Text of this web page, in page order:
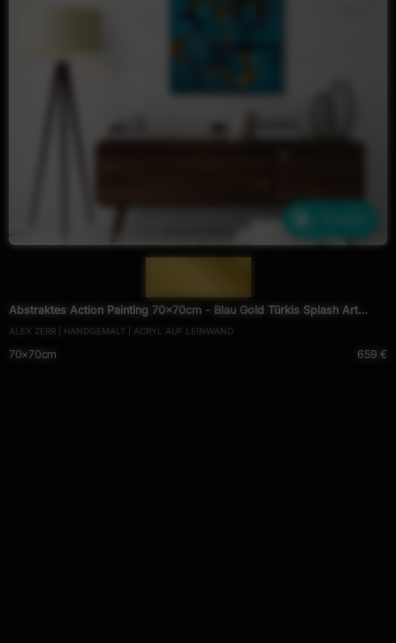
Abstraktes Action Painting 70x70cm - Blau Gold Türkis Splash Art
Original
ALEX ZERR | HANDGEMALT | ACRYL AUF LEINWAND
70×70cm 659 €